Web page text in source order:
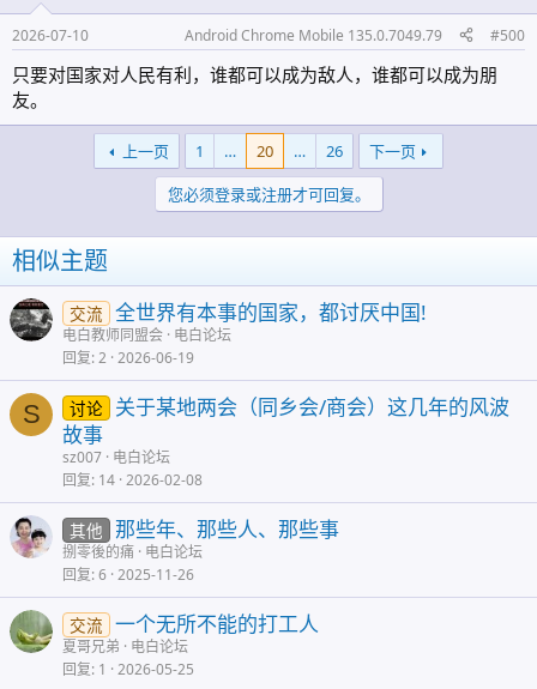
2026-07-10 Android Chrome Mobile 135.0.7049.79 #500
只要对国家对人民有利，谁都可以成为敌人，谁都可以成为朋
友。
上一页 1 … 20 … 26
下一页
您必须登录或注册才可回复。
相似主题
交流 全世界有本事的国家，都讨厌中国!
电白教师同盟会 电白论坛
回复 2 2026-06-19
S 讨论
关于某地两会（同乡会/商会）这几年的风波
故事
sz007 电白论坛
回复 14 2026-02-08
其他 那些年、那些人、那些事
捌零後的痛 电白论坛
回复 6 2025-11-26
交流 一个无所不能的打工人
夏哥兄弟
电白论坛
回复 1 2026-05-25